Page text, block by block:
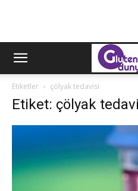
Etiketler çölyak tedavisi
Etiket: çölyak